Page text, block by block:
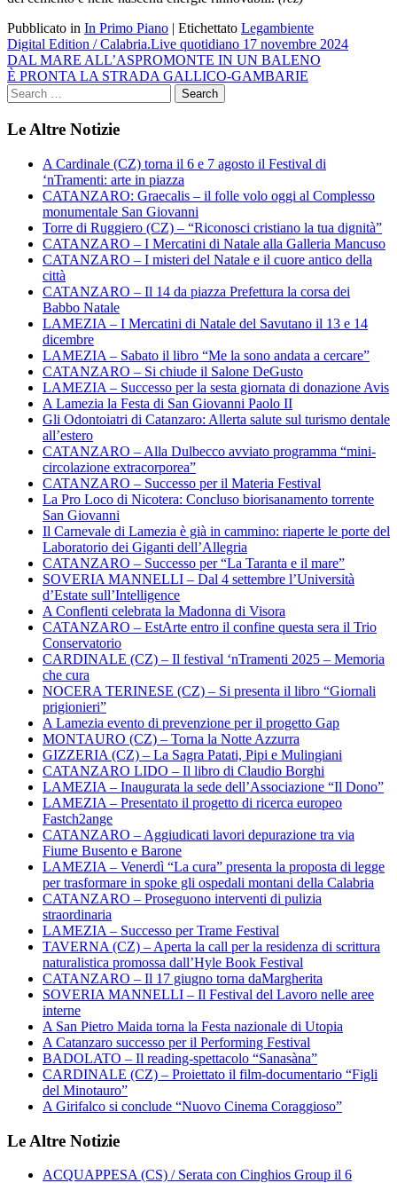
Pubblicato in In Primo Piano | Etichettato Legambiente
Navigazione
articoli
Digital Edition / Calabria.Live quotidiano 17 novembre 2024
DAL MARE ALL’ASPROMONTE IN UN BALENO
È PRONTA LA STRADA GALLICO-GAMBARIE
Le Altre Notizie
A Cardinale (CZ) torna il 6 e 7 agosto il Festival di
‘nTramenti: arte in piazza
CATANZARO: Graecalis – il folle volo oggi al Complesso
monumentale San Giovanni
Torre di Ruggiero (CZ) – “Riconosci cristiano la tua dignità”
CATANZARO – I Mercatini di Natale alla Galleria Mancuso
CATANZARO – I misteri del Natale e il cuore antico della
città
CATANZARO – Il 14 da piazza Prefettura la corsa dei
Babbo Natale
LAMEZIA – I Mercatini di Natale del Savutano il 13 e 14
dicembre
LAMEZIA – Sabato il libro “Me la sono andata a cercare”
CATANZARO – Si chiude il Salone DeGusto
LAMEZIA – Successo per la sesta giornata di donazione Avis
A Lamezia la Festa di San Giovanni Paolo II
Gli Odontoiatri di Catanzaro: Allerta salute sul turismo dentale
all’estero
CATANZARO – Alla Dulbecco avviato programma “mini-
circolazione extracorporea”
CATANZARO – Successo per il Materia Festival
La Pro Loco di Nicotera: Concluso biorisanamento torrente
San Giovanni
Il Carnevale di Lamezia è già in cammino: riaperte le porte del
Laboratorio dei Giganti dell’Allegria
CATANZARO – Successo per “La Taranta e il mare”
SOVERIA MANNELLI – Dal 4 settembre l’Università
d’Estate sull’Intelligence
A Conflenti celebrata la Madonna di Visora
CATANZARO – EstArte entro il confine questa sera il Trio
Conservatorio
CARDINALE (CZ) – Il festival ‘nTramenti 2025 – Memoria
che cura
NOCERA TERINESE (CZ) – Si presenta il libro “Giornali
prigionieri”
A Lamezia evento di prevenzione per il progetto Gap
MONTAURO (CZ) – Torna la Notte Azzurra
GIZZERIA (CZ) – La Sagra Patati, Pipi e Mulingiani
CATANZARO LIDO – Il libro di Claudio Borghi
LAMEZIA – Inaugurata la sede dell’Associazione “Il Dono”
LAMEZIA – Presentato il progetto di ricerca europeo
Fastch2ange
CATANZARO – Aggiudicati lavori depurazione tra via
Fiume Busento e Barone
LAMEZIA – Venerdì “La cura” presenta la proposta di legge
per trasformare in spoke gli ospedali montani della Calabria
CATANZARO – Proseguono interventi di pulizia
straordinaria
LAMEZIA – Successo per Trame Festival
TAVERNA (CZ) – Aperta la call per la residenza di scrittura
naturalistica promossa dall’Hyle Book Festival
CATANZARO – Il 17 giugno torna daMargherita
SOVERIA MANNELLI – Il Festival del Lavoro nelle aree
interne
A San Pietro Maida torna la Festa nazionale di Utopia
A Catanzaro successo per il Performing Festival
BADOLATO – Il reading-spettacolo “Sanasàna”
CARDINALE (CZ) – Proiettato il film-documentario “Figli
del Minotauro”
A Girifalco si conclude “Nuovo Cinema Coraggioso”
Le Altre Notizie
ACQUAPPESA (CS) / Serata con Cinghios Group il 6